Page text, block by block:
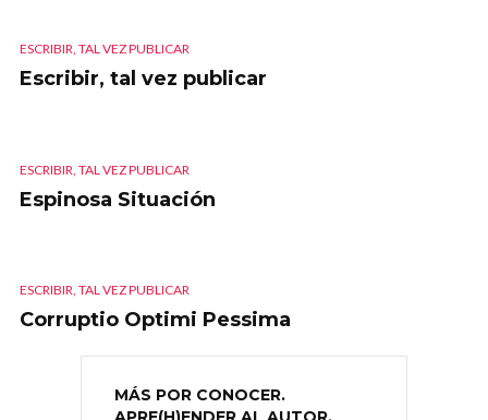
ESCRIBIR, TAL VEZ PUBLICAR
Escribir, tal vez publicar
ESCRIBIR, TAL VEZ PUBLICAR
Espinosa Situación
ESCRIBIR, TAL VEZ PUBLICAR
Corruptio Optimi Pessima
MÁS POR CONOCER.